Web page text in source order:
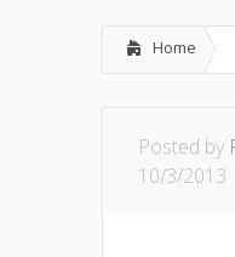
Home
Posted by
10/3/2013